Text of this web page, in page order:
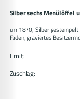
Silber sechs Menülöffel
um 1870, Silber gestempelt
Faden, graviertes
Limit:
Zuschlag: